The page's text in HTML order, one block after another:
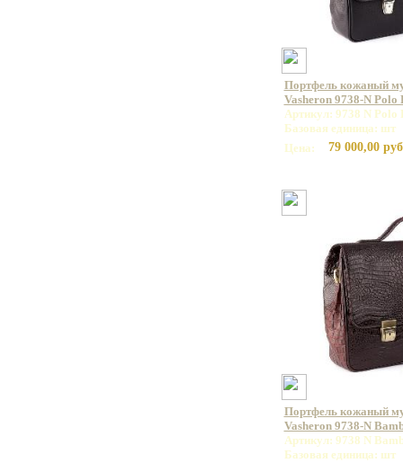
Портфель кожаный
Vasheron 9738-N
Артикул: 9738 N Polo
Базовая единица: шт
Цена:
79 000,00
Портфель кожаный
Vasheron 9738-N
Артикул: 9738 N
Базовая единица: шт